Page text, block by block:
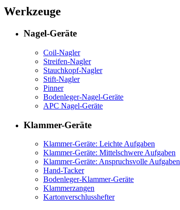
Werkzeuge
Nagel-Geräte
Coil-Nagler
Streifen-Nagler
Stauchkopf-Nagler
Stift-Nagler
Pinner
Bodenleger-Nagel-Geräte
APC Nagel-Geräte
Klammer-Geräte
Klammer-Geräte: Leichte Aufgaben
Klammer-Geräte: Mittelschwere Aufgaben
Klammer-Geräte: Anspruchsvolle Aufgaben
Hand-Tacker
Bodenleger-Klammer-Geräte
Klammerzangen
Kartonverschlusshefter